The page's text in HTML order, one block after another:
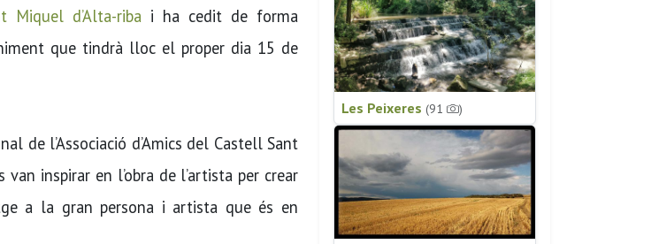
Miquel d’Alta-riba i ha cedit de forma
que tindrà lloc el proper dia 15 de
de l’Associació d’Amics del Castell Sant
inspirar en l’obra de l’artista per crear
a la gran persona i artista que és en
Les Peixeres (91 )